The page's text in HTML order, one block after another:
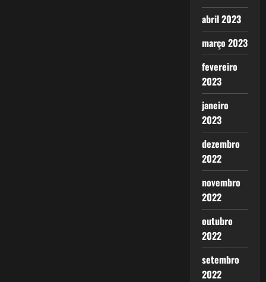
abril 2023
março 2023
fevereiro
2023
janeiro
2023
dezembro
2022
novembro
2022
outubro
2022
setembro
2022